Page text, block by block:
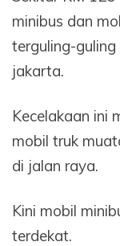
minibus dan
terguling-
jakarta.
Kecelakaan ini
mobil truk
di jalan raya.
Kini mobil
terdekat.